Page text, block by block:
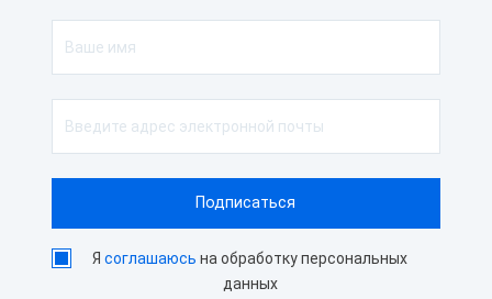
Ясоглашаюсь на обработку персональных
данных